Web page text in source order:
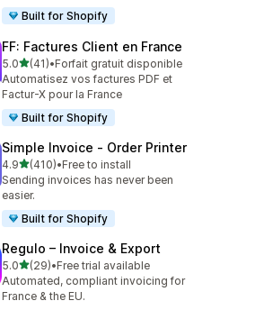
Built for Shopify
FF: Factures Client en France
5.0滿分 5 顆星
(41)
共有 41 則評價
•Forfait gratuit disponible
Automatisez vos factures PDF et
Factur-X pour la France
Built for Shopify
Simple Invoice ‑ Order Printer
4.9滿分 5 顆星
(410)
共有 410 則評價
•Free to install
Sending invoices has never been
easier.
Built for Shopify
Regulo – Invoice & Export
5.0滿分 5 顆星
(29)
共有 29 則評價
•Free trial available
Automated, compliant invoicing for
France & the EU.